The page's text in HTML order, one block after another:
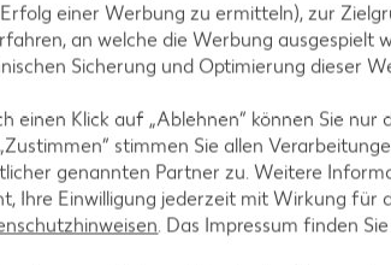
Kürbis, einer würzigen Gemüsesoße
Schmand. Zum Abschluss kommt noch
der im Ofen wunderbar golden
ist, richtet Verena diese noch mit
Herbstverführung. Im Video
einer Werbung zu ermitteln), zur
an welche die Werbung ausgespielt
Sicherung und Optimierung dieser
einen Klick auf „Ablehnen“ können Sie
stimmen Sie allen
genannten Partner zu. Weitere
Ihre Einwilligung jederzeit mit Wirkung
. Das Impressum finden Sie